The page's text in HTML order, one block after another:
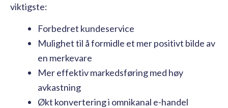
viktigste:
Forbedret kundeservice
Mulighet til å formidle et mer positivt bilde av
en merkevare
Mer effektiv markedsføring med høy
avkastning
Økt konvertering i omnikanal e-handel